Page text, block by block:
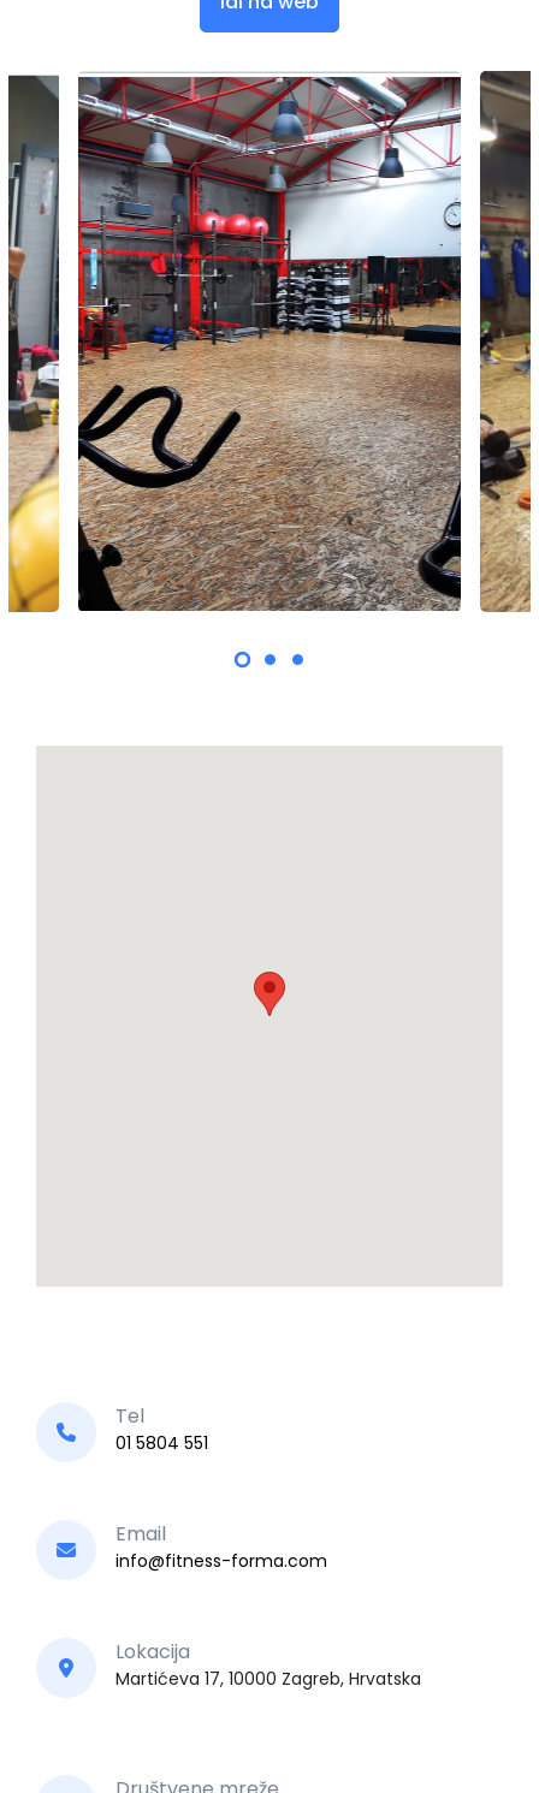
Tel
01 5804 551
Email
info@fitness-forma.com
Lokacija
Martićeva 17, 10000 Zagreb, Hrvatska